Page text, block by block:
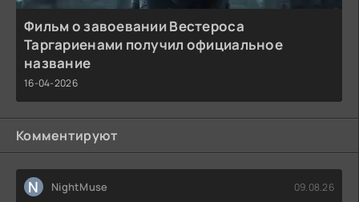
Фильм о завоевании Вестероса
Таргариенами получил официальное
название
16-04-2026
Комментируют
N NightMuse 09.08.26